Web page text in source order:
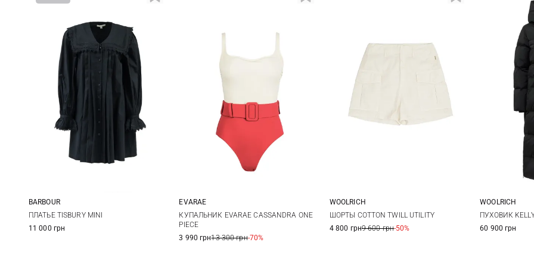
8 10
BARBOUR
ПЛАТЬЕ TISBURY MINI
11 000 грн
S M L
EVARAE
КУПАЛЬНИК EVARAE CASSANDRA ONE
PIECE
3 990 грн13 300 грн-70%
25 26 27
WOOLRICH
ШОРТЫ COTTON TWILL UTILITY
4 800 грн9 600 грн-50%
S
WOOLRICH
ПУХОВИК
60 900 грн